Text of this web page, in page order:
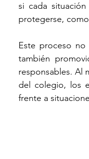
si cada
protegerse,
Este proceso
también
responsables. Al
del colegio, los
frente a